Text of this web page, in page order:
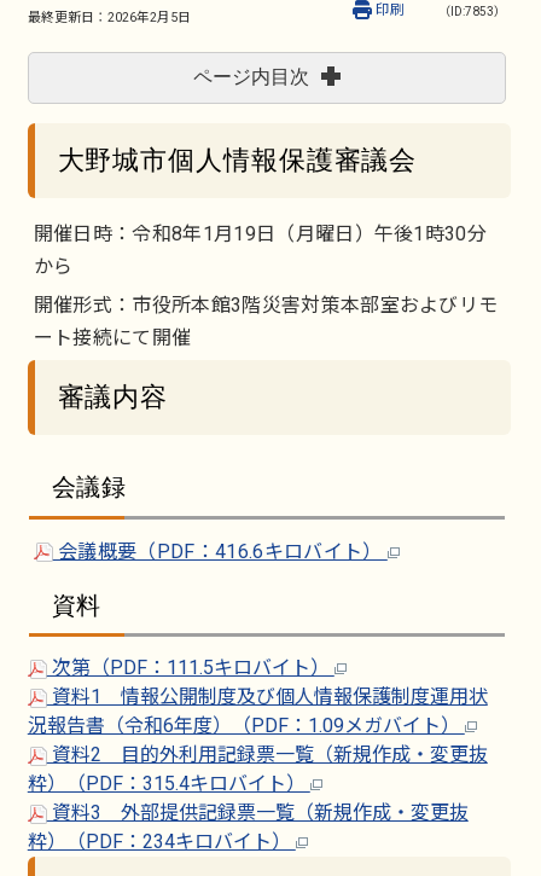
最終更新日： 2026年2月5日 （ID:7853）
印刷
ページ内目次
大野城市個人情報保護審議会
開催日時：令和8年1月19日（月曜日）午後1時30分
から
開催形式：市役所本館3階災害対策本部室およびリモ
ート接続にて開催
審議内容
会議録
会議概要（PDF：416.6キロバイト）
資料
次第（PDF：111.5キロバイト）
資料1 情報公開制度及び個人情報保護制度運用状
況報告書（令和6年度）（PDF：1.09メガバイト）
資料2 目的外利用記録票一覧（新規作成・変更抜
粋）（PDF：315.4キロバイト）
資料3 外部提供記録票一覧（新規作成・変更抜
粋）（PDF：234キロバイト）